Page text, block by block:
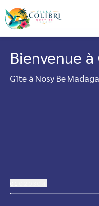
Bienvenue à
Gîte à Nosy Be